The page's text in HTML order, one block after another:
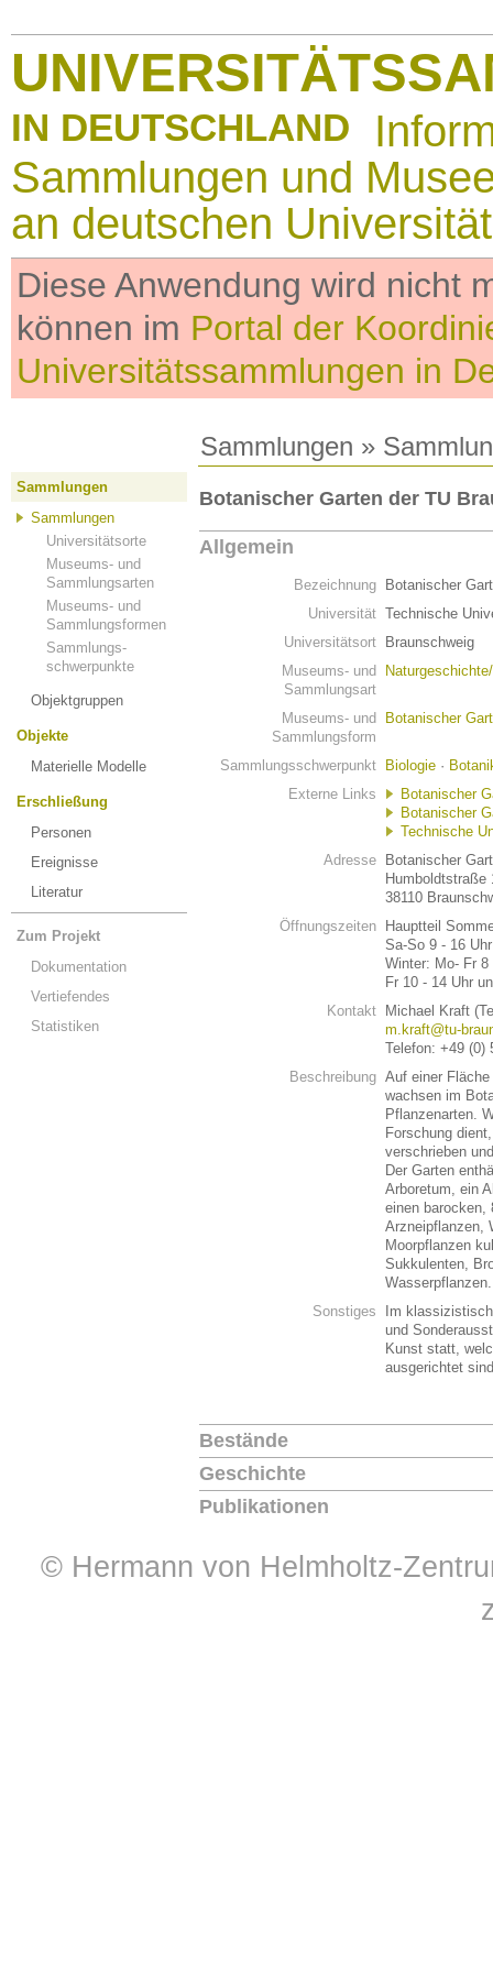
IN DEUTSCHLAND
Sammlungen und
an deutschen
Diese Anwendung wird nicht
können im Portal der
Universitätssammlungen in
Sammlungen »
Sammlungen
Sammlungen
Universitätsorte
Museums- und
Sammlungsarten
Museums- und
Sammlungsformen
Sammlungs-
schwerpunkte
Objektgruppen
Objekte
Materielle Modelle
Erschließung
Personen
Ereignisse
Literatur
Zum Projekt
Dokumentation
Vertiefendes
Statistiken
Botanischer Garten der TU
Allgemein
Bezeichnung
Botanischer
Universität Technische
Universitätsort
Braunschweig
Museums- und
Sammlungsart
Museums- und
Sammlungsform
Botanischer
Sammlungsschwerpunkt Biologie ·
Externe Links
Botanischer
Botanischer
Technische
Adresse
Botanischer
Humboldtstraße
38110
Öffnungszeiten
Hauptteil
Sa-So 9 - 16
Winter: Mo- Fr 8
Fr 10 - 14 Uhr
Kontakt
Michael Kraft
m.kraft@tu-
Telefon: +49 (0)
Beschreibung Auf einer
wachsen im
Pflanzenarten.
Forschung
verschrieben
Der Garten
Arboretum, ein
einen barocken,
Arzneipflanzen,
Moorpflanzen
Sukkulenten,
Sonstiges
Im
und
Kunst statt,
ausgerichtet
Bestände
Geschichte
Publikationen
© Hermann von Helmholtz-